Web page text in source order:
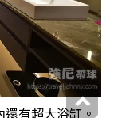
有超大浴缸。